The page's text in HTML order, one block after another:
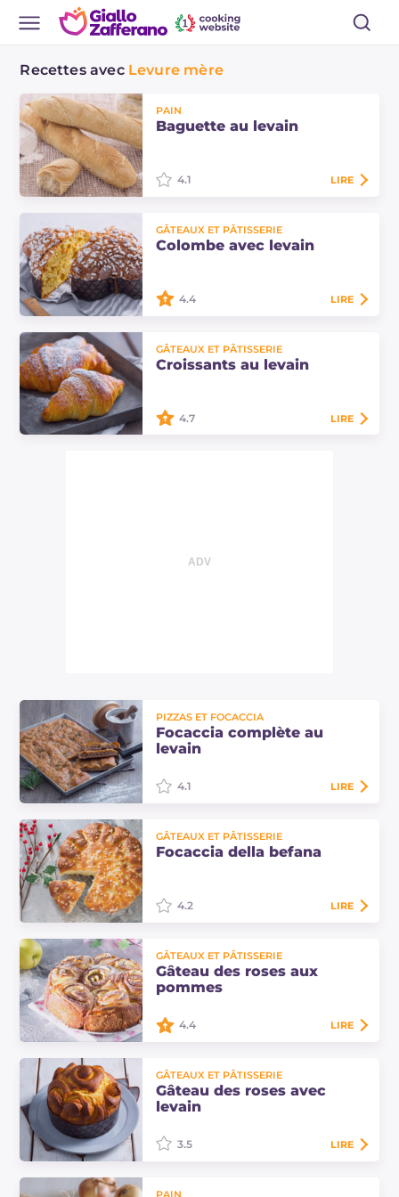
Recettes avec Levure mère
PAIN
Baguette au levain
français, croustillant à l'extérieur et
moelleux à l'intérieur, avec la forme
4.1 LIRE
GÂTEAUX ET PÂTISSERIE
Colombe avec levain
Ricciardella, chef de Cascina
Vittoria (Pavia), vous surprendra par
4.4 LIRE
GÂTEAUX ET PÂTISSERIE
Croissants au levain
4.7 LIRE
PIZZAS ET FOCACCIA
Focaccia complète au
levain
La focaccia complète au levain est
une recette rustique réalisée avec
de la farine non raffinée, excellente
4.1 LIRE
GÂTEAUX ET PÂTISSERIE
Focaccia della befana
La focaccia della befana est une
recette piémontaise très ancienne,
une focaccia réalisée avec du levain
qui prend la forme d'une
4.2 LIRE
GÂTEAUX ET PÂTISSERIE
Gâteau des roses aux
pommes
est une délicieuse variante fruitée
du traditionnel dessert de Mantoue,
encore plus moelleux grâce au
4.4 LIRE
GÂTEAUX ET PÂTISSERIE
Gâteau des roses avec
levain
3.5 LIRE
PAIN